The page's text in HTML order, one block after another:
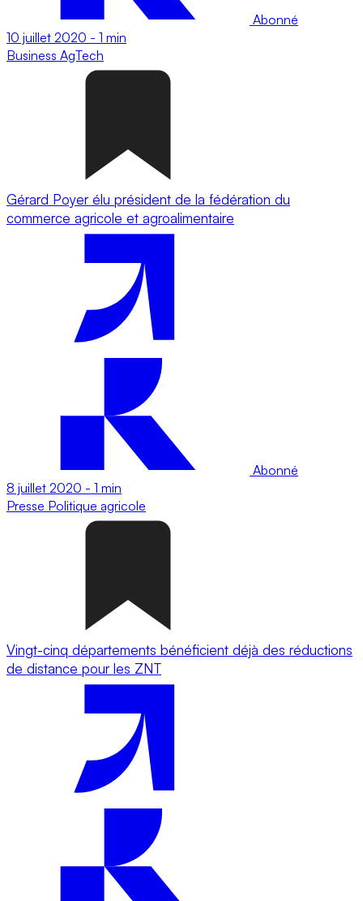
Abonné
10 juillet 2020 - 1 min
Business AgTech
Gérard Poyer élu président de la fédération du
commerce agricole et agroalimentaire
Abonné
8 juillet 2020 - 1 min
Presse Politique agricole
Vingt-cinq départements bénéficient déjà des réductions
de distance pour les ZNT